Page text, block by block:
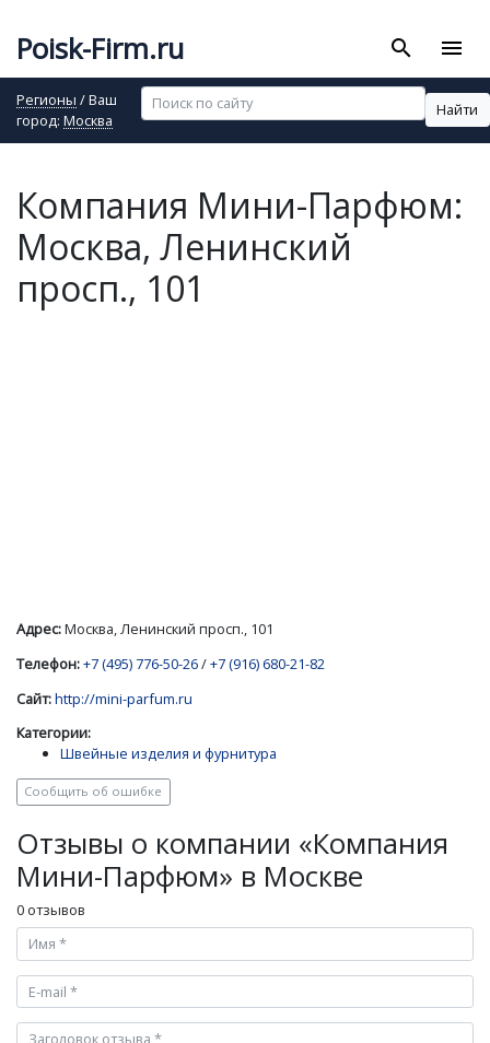
Poisk-Firm.ru search menu
Регионы / Ваш
город: Москва
Найти
Компания Мини-Парфюм:
Москва, Ленинский
просп., 101
Адрес:Москва, Ленинский просп., 101
Телефон:+7 (495) 776-50-26/+7 (916) 680-21-82
Сайт:http://mini-parfum.ru
Категории:
Швейные изделия и фурнитура
Сообщить об ошибке
Отзывы о компании «Компания
Мини-Парфюм» в Москве
0 отзывов